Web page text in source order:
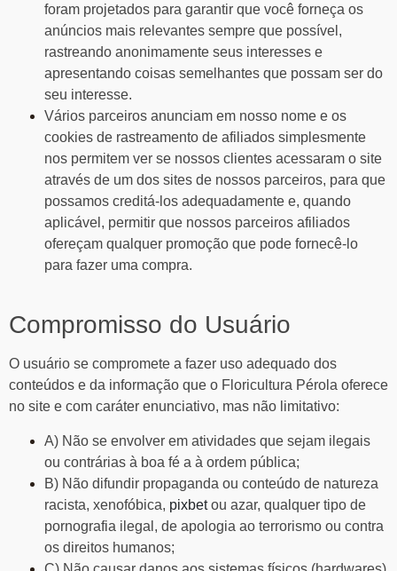
foram projetados para garantir que você forneça os
anúncios mais relevantes sempre que possível,
rastreando anonimamente seus interesses e
apresentando coisas semelhantes que possam ser do
seu interesse.
Vários parceiros anunciam em nosso nome e os
cookies de rastreamento de afiliados simplesmente
nos permitem ver se nossos clientes acessaram o site
através de um dos sites de nossos parceiros, para que
possamos creditá-los adequadamente e, quando
aplicável, permitir que nossos parceiros afiliados
ofereçam qualquer promoção que pode fornecê-lo
para fazer uma compra.
Compromisso do Usuário
O usuário se compromete a fazer uso adequado dos
conteúdos e da informação que o Floricultura Pérola oferece
no site e com caráter enunciativo, mas não limitativo:
A) Não se envolver em atividades que sejam ilegais
ou contrárias à boa fé a à ordem pública;
B) Não difundir propaganda ou conteúdo de natureza
racista, xenofóbica, pixbetou azar, qualquer tipo de
pornografia ilegal, de apologia ao terrorismo ou contra
os direitos humanos;